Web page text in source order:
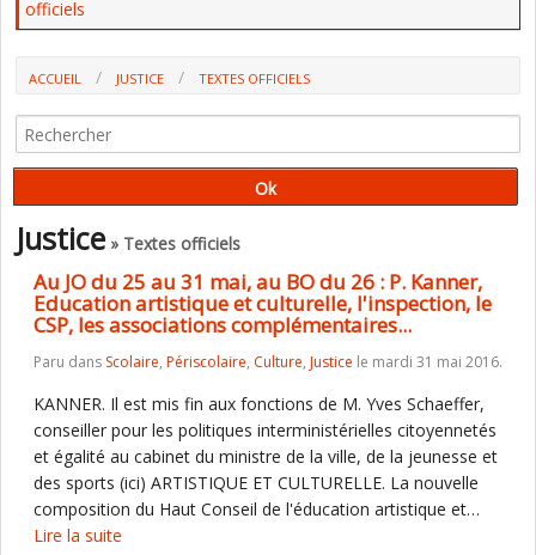
officiels
ACCUEIL JUSTICE TEXTES OFFICIELS
Justice» Textes officiels
Au JO du 25 au 31 mai, au BO du 26 : P. Kanner,
Education artistique et culturelle, l'inspection, le
CSP, les associations complémentaires...
Paru dans Scolaire, Périscolaire, Culture, Justice le mardi 31 mai 2016.
KANNER. Il est mis fin aux fonctions de M. Yves Schaeffer,
conseiller pour les politiques interministérielles citoyennetés
et égalité au cabinet du ministre de la ville, de la jeunesse et
des sports (ici) ARTISTIQUE ET CULTURELLE. La nouvelle
composition du Haut Conseil de l'éducation artistique et…
Lire la suite